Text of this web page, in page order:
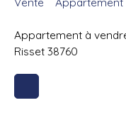
Appartement à
Risset 38760